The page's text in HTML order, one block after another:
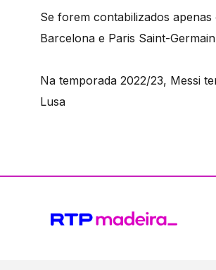
Se forem contabilizados
Barcelona e Paris Saint-
Na temporada 2022/23, Messi
Lusa